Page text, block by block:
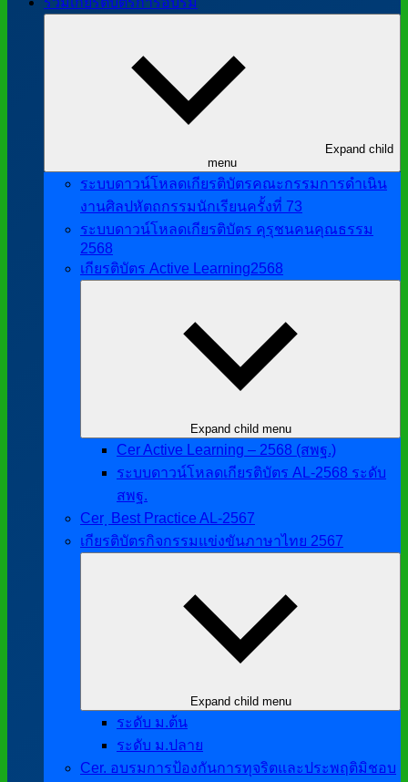
Expand child
menu
ระบบดาวน์โหลดเกียรติบัตรคณะกรรมการดำเนิน
งานศิลปหัตถกรรมนักเรียนครั้งที่ 73
ระบบดาวน์โหลดเกียรติบัตร คุรุชนคนคุณธรรม
2568
เกียรติบัตร Active Learning2568
Expand child menu
Cer Active Learning – 2568 (สพฐ.)
ระบบดาวน์โหลดเกียรติบัตร AL-2568 ระดับ
สพฐ.
Cer ฺ Best Practice AL-2567
เกียรติบัตรกิจกรรมแข่งขันภาษาไทย 2567
Expand child menu
ระดับ ม.ต้น
ระดับ ม.ปลาย
Cer. อบรมการป้องกันการทุจริตและประพฤติมิชอบ